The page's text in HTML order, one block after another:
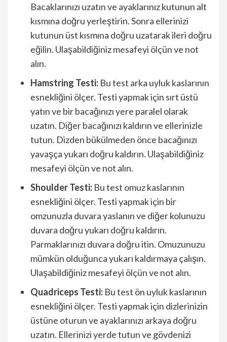
Bacaklarınızı uzatın ve ayaklarınız kutunun alt
kısmına doğru yerleştirin. Sonra ellerinizi
kutunun üst kısmına doğru uzatarak ileri doğru
eğilin. Ulaşabildiğiniz mesafeyi ölçün ve not
alın.
Hamstring Testi: Bu test arka uyluk kaslarının
esnekliğini ölçer. Testi yapmak için sırt üstü
yatın ve bir bacağınızı yere paralel olarak
uzatın. Diğer bacağınızı kaldırın ve ellerinizle
tutun. Dizden bükülmeden önce bacağınızı
yavaşça yukarı doğru kaldırın. Ulaşabildiğiniz
mesafeyi ölçün ve not alın.
Shoulder Testi: Bu test omuz kaslarının
esnekliğini ölçer. Testi yapmak için bir
omzunuzla duvara yaslanın ve diğer kolunuzu
duvara doğru yukarı doğru kaldırın.
Parmaklarınızı duvara doğru itin. Omuzunuzu
mümkün olduğunca yukarı kaldırmaya çalışın.
Ulaşabildiğiniz mesafeyi ölçün ve not alın.
Quadriceps Testi: Bu test ön uyluk kaslarının
esnekliğini ölçer. Testi yapmak için dizlerinizin
üstüne oturun ve ayaklarınızı arkaya doğru
uzatın. Ellerinizi yerde tutun ve gövdenizi